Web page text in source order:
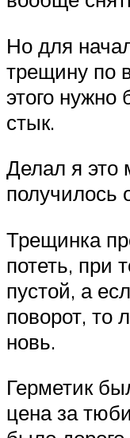
Но для
трещину по
этого нужно
стык.
Делал я это
получилось
Трещинка
потеть, при
пустой, а
поворот, то
новь.
Герметик
цена за